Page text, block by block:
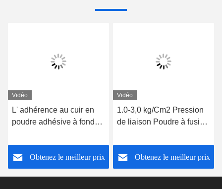
Vidéo
L' adhérence au cuir en
poudre adhésive à fonder
réglage rapide
Obtenez le meilleur prix
Vidéo
1.0-3,0 kg/Cm2 Pression
de liaison Poudre à fusion
de lavage
Obtenez le meilleur prix